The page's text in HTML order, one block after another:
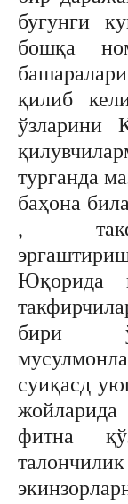
бугунги
бошқа
қилиб
ўзларини
турганда
баҳона
,
Юқорида
бири
суиқасд
фитна